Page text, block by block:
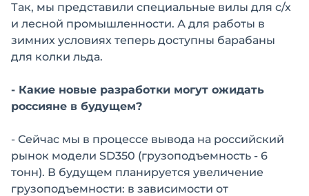
Так, мы представили специальные вилы для с/х
и лесной промышленности. А для работы в
зимних условиях теперь доступны барабаны
для колки льда.
- Какие новые разработки могут ожидать
россияне в будущем?
- Сейчас мы в процессе вывода на российский
рынок модели SD350 (грузоподъемность - 6
тонн). В будущем планируется увеличение
грузоподъемности: в зависимости от